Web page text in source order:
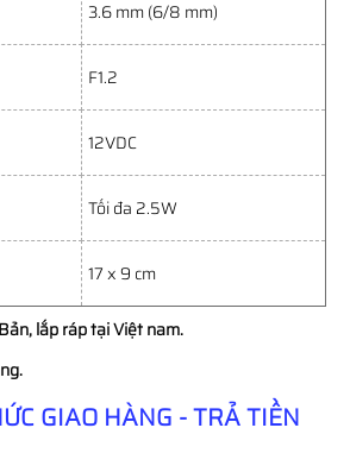
3.6 mm (6/8 mm)
F1.2
12VDC
Tối đa 2.5W
17 x 9 cm
lắp ráp tại Việt nam.
GIAO HÀNG - TRẢ TIỀN